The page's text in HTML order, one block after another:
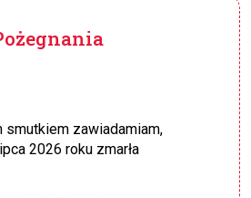
smutkiem zawiadamiam,
2026 roku zmarła